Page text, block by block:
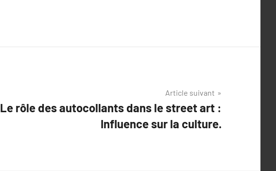
Article suivant
Le rôle des autocollants dans le street art :
Influence sur la culture.